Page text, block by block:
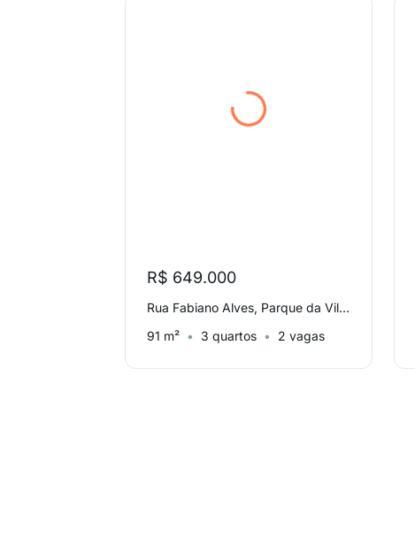
R$ 649.000
Rua Fabiano Alves, Parque da Vila Prudente
91 m²
3 quartos 2 vagas